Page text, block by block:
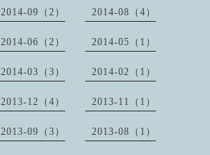
2014-09（2） 2014-08（4）
2014-06（2） 2014-05（1）
2014-03（3） 2014-02（1）
2013-12（4） 2013-11（1）
2013-09（3） 2013-08（1）